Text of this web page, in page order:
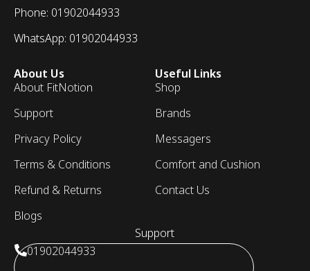
Phone: 01902044933
WhatsApp: 01902044933
About Us
About FitNotion
Support
Privacy Policy
Terms & Conditions
Refund & Returns
Blogs
Useful Links
Shop
Brands
Messagers
Comfort and Cushion
Contact Us
Support
01902044933